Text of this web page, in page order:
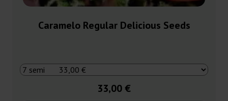
Caramelo Regular Delicious Seeds
33,00 €